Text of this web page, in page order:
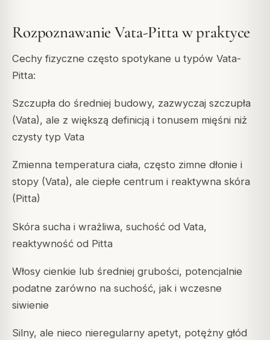
Rozpoznawanie Vata-Pitta w praktyce
Cechy fizyczne często spotykane u typów Vata-
Pitta:
Szczupła do średniej budowy, zazwyczaj szczupła
(Vata), ale z większą definicją i tonusem mięśni niż
czysty typ Vata
Zmienna temperatura ciała, często zimne dłonie i
stopy (Vata), ale ciepłe centrum i reaktywna skóra
(Pitta)
Skóra sucha i wrażliwa, suchość od Vata,
reaktywność od Pitta
Włosy cienkie lub średniej grubości, potencjalnie
podatne zarówno na suchość, jak i wczesne
siwienie
Silny, ale nieco nieregularny apetyt, potężny głód